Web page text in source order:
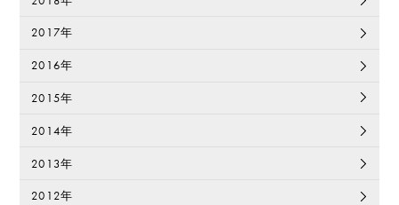
2017年
2016年
2015年
2014年
2013年
2012年